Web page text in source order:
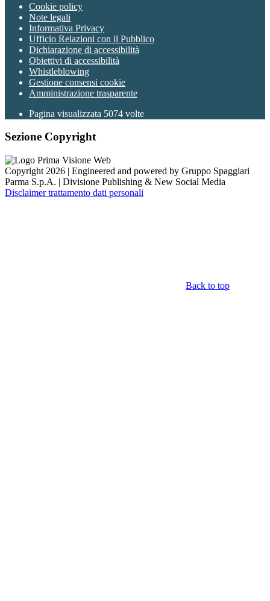
Cookie policy
Note legali
Informativa Privacy
Ufficio Relazioni con il Pubblico
Dichiarazione di accessibilità
Obiettivi di accessibilità
Whistleblowing
Gestione consensi cookie
Amministrazione trasparente
Pagina visualizzata 5074 volte
Sezione Copyright
Copyright 2026 | Engineered and powered by Gruppo Spaggiari
Parma S.p.A. | Divisione Publishing & New Social Media
Disclaimer trattamento dati personali
Back to top